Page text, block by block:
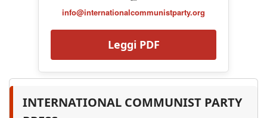
info@internationalcommunistparty.org
Leggi PDF
INTERNATIONAL COMMUNIST PARTY